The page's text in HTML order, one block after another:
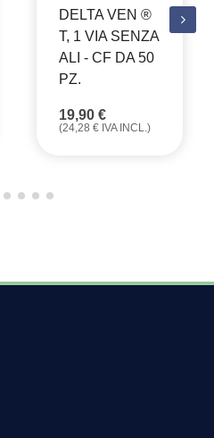
DELTA VEN ®
T, 1 VIA SENZA
ALI - CF DA 50
PZ.
19,90 €
(24,28 € IVA INCL.)